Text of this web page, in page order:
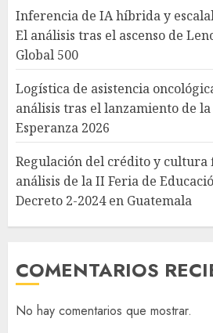
Inferencia de IA híbrida y
El análisis tras el ascenso de
Global 500
Logística de asistencia
análisis tras el lanzamiento de
Esperanza 2026
Regulación del crédito y cultura
análisis de la II Feria de
Decreto 2-2024 en Guatemala
COMENTARIOS
No hay comentarios que mostrar.